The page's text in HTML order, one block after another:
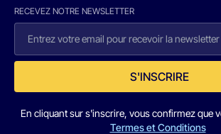
RECEVEZ NOTRE NEWSLETTER
S'INSCRIRE
En cliquant sur s'inscrire, vous confirmez que
Termes et Conditions